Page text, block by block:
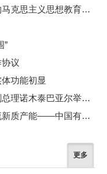
伟大征程丨延安整风：一次深刻的马克思主义思想教育运动
”
议
功能初显
中铝集团董事长段向东与蒙古国副总理诺木泰巴亚尔举行会谈
锻造无愧时代无愧使命的世界一流新质产能——中国有色金属工业的战略应对与破局之道（二）
更多